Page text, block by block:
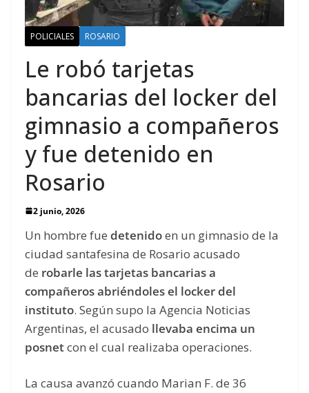
POLICIALES ROSARIO
Le robó tarjetas
bancarias del locker del
gimnasio a compañeros
y fue detenido en
Rosario
2 junio, 2026
Un hombre fue detenidoen un gimnasio de la
ciudad santafesina de Rosario acusado
de robarle las tarjetas bancarias a
compañeros abriéndoles el locker del
instituto. Según supo la Agencia Noticias
Argentinas, el acusado llevaba encima un
posnetcon el cual realizaba operaciones.
La causa avanzó cuando Marian F. de 36